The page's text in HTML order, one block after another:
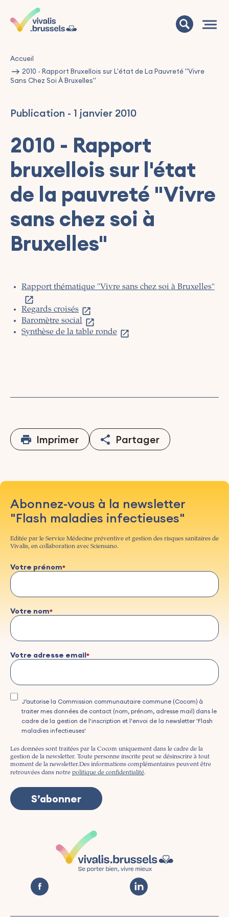
Accueil
2010 - Rapport Bruxellois sur L'état de La Pauvreté "Vivre
Sans Chez Soi À Bruxelles"
Publication - 1 janvier 2010
2010 - Rapport
bruxellois sur l'état
de la pauvreté "Vivre
sans chez soi à
Bruxelles"
Rapport thématique "Vivre sans chez soi à Bruxelles"
Regards croisés
Baromètre social
Synthèse de la table ronde
Imprimer Partager
Abonnez-vous à la newsletter
"Flash maladies infectieuses"
Editée par le Service Médecine préventive et gestion des risques sanitaires de
Vivalis, en collaboration avec Sciensano.
Votre prénom
Votre nom
Votre adresse email
J’autorise la Commission communautaire commune (Cocom) à
traiter mes données de contact (nom, prénom, adresse mail) dans le
cadre de la gestion de l'inscription et l'envoi de la newsletter 'Flash
maladies infectieuses'
Les données sont traitées par la Cocom uniquement dans le cadre de la
gestion de la newsletter. Toute personne inscrite peut se désinscrire à tout
moment de la newsletter.Des informations complémentaires peuvent être
retrouvées dans notre politique de confidentialité.